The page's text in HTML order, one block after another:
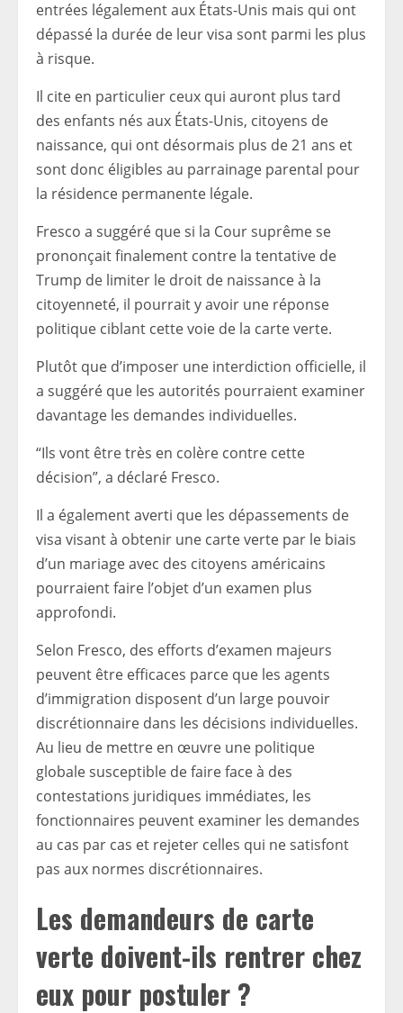
entrées légalement aux États-Unis mais qui ont
dépassé la durée de leur visa sont parmi les plus
à risque.
Il cite en particulier ceux qui auront plus tard
des enfants nés aux États-Unis, citoyens de
naissance, qui ont désormais plus de 21 ans et
sont donc éligibles au parrainage parental pour
la résidence permanente légale.
Fresco a suggéré que si la Cour suprême se
prononçait finalement contre la tentative de
Trump de limiter le droit de naissance à la
citoyenneté, il pourrait y avoir une réponse
politique ciblant cette voie de la carte verte.
Plutôt que d’imposer une interdiction officielle, il
a suggéré que les autorités pourraient examiner
davantage les demandes individuelles.
“Ils vont être très en colère contre cette
décision”, a déclaré Fresco.
Il a également averti que les dépassements de
visa visant à obtenir une carte verte par le biais
d’un mariage avec des citoyens américains
pourraient faire l’objet d’un examen plus
approfondi.
Selon Fresco, des efforts d’examen majeurs
peuvent être efficaces parce que les agents
d’immigration disposent d’un large pouvoir
discrétionnaire dans les décisions individuelles.
Au lieu de mettre en œuvre une politique
globale susceptible de faire face à des
contestations juridiques immédiates, les
fonctionnaires peuvent examiner les demandes
au cas par cas et rejeter celles qui ne satisfont
pas aux normes discrétionnaires.
Les demandeurs de carte
verte doivent-ils rentrer chez
eux pour postuler ?